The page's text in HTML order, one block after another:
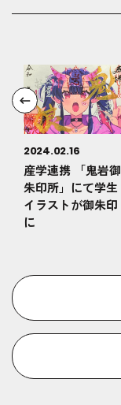
2024.02.16
産学連携 「鬼岩御
朱印所」にて学生
イラストが御朱印
に